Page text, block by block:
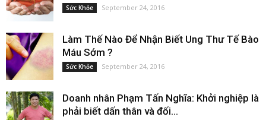
Sức Khỏe September 24, 2016
Làm Thế Nào Để Nhận Biết Ung Thư Tế Bào
Máu Sớm ?
Sức Khỏe September 24, 2016
Doanh nhân Phạm Tấn Nghĩa: Khởi nghiệp là
phải biết dấn thân và đối...